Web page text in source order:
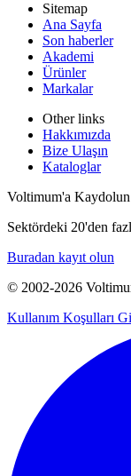
Sitemap
Ana Sayfa
Son haberler
Akademi
Ürünler
Markalar
Other links
Hakkımızda
Bize Ulaşın
Kataloglar
Voltimum'a Kaydolun
Sektördeki 20'den
Buradan kayıt olun
© 2002-2026
Kullanım Koşulları